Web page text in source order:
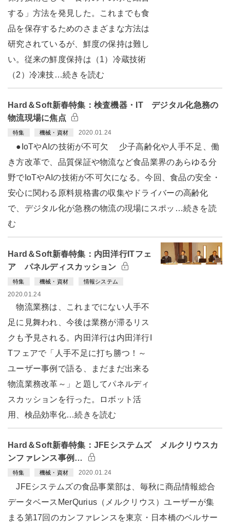
する」方法を発見した。これまでも食
品を保存するためのさまざまな方法は
研究されているが、鮮度の保持は難し
い。従来の鮮度保持は（1）冷蔵技術
（2）冷凍技…続きを読む
Hard＆Soft新春特集：検査機器・IT デジタル化急務の
物流現場に焦点
特集 機械・資材 2020.01.24
●IoTやAIの技術が不可欠 少子高齢化や人手不足、働
き方改革で、品質保証や物流など食品業界のあらゆる分
野でIoTやAIの技術が不可欠になる。今回、食品の安全・
安心に関わる原料規格書の収集やドライバーの高齢化
で、デジタル化が急務の物流の現場にスポッ…続きを読
む
Hard＆Soft新春特集：内田洋行ITフェ
ア パネルディスカッション
特集 機械・資材 情報システム
2020.01.24
物流業務は、これまでにない人手不
足に見舞われ、今後は業務が滞るリス
クも予見される。内田洋行は内田洋行I
Tフェアで「人手不足に打ち勝つ！～
ユーザー事例で語る、まだまだ出来る
物流業務改革～」と題してパネルディ
スカッションを行った。ロボット活
用、検品効率化…続きを読む
Hard＆Soft新春特集：JFEシステムズ メルクリウスカ
ンファレンス事例…
特集 機械・資材 2020.01.24
JFEシステムズの食品事業部は、毎秋に商品情報総合
データベースMerQurius（メルクリウス）ユーザーが集
まる第17回のカンファレンスを東京・日本橋のベルサー